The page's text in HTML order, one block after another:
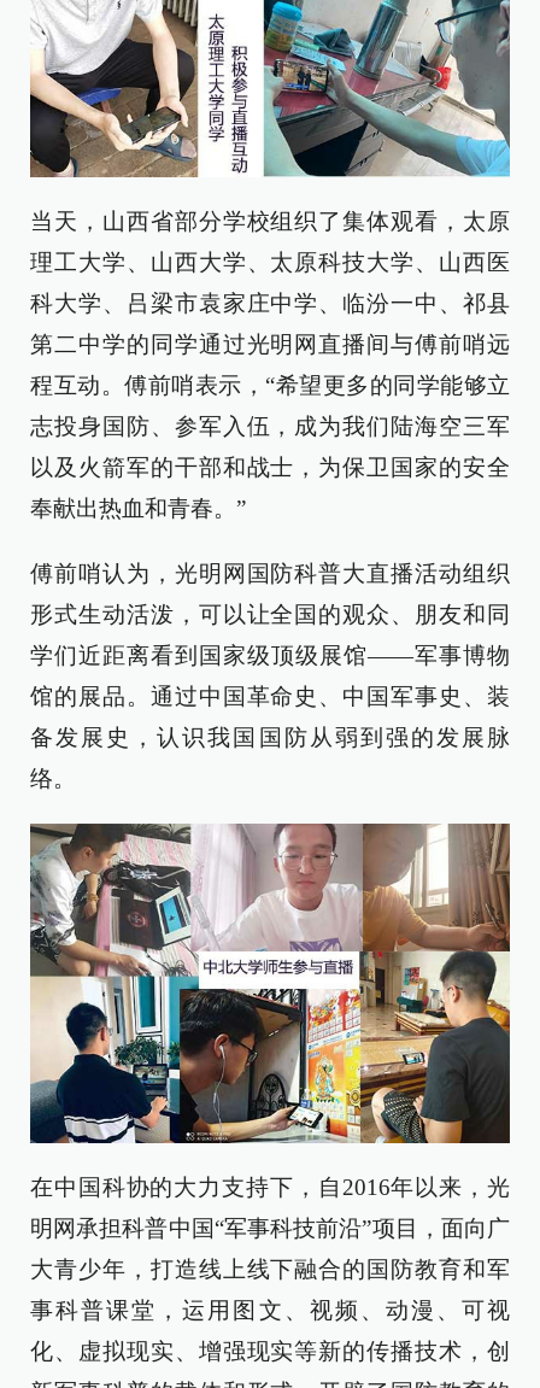
当天，山西省部分学校组织了集体观看，太原
理工大学、山西大学、太原科技大学、山西医
科大学、吕梁市袁家庄中学、临汾一中、祁县
第二中学的同学通过光明网直播间与傅前哨远
程互动。傅前哨表示，“希望更多的同学能够立
志投身国防、参军入伍，成为我们陆海空三军
以及火箭军的干部和战士，为保卫国家的安全
奉献出热血和青春。”
傅前哨认为，光明网国防科普大直播活动组织
形式生动活泼，可以让全国的观众、朋友和同
学们近距离看到国家级顶级展馆——军事博物
馆的展品。通过中国革命史、中国军事史、装
备发展史，认识我国国防从弱到强的发展脉
络。
在中国科协的大力支持下，自2016年以来，光
明网承担科普中国“军事科技前沿”项目，面向广
大青少年，打造线上线下融合的国防教育和军
事科普课堂，运用图文、视频、动漫、可视
化、虚拟现实、增强现实等新的传播技术，创